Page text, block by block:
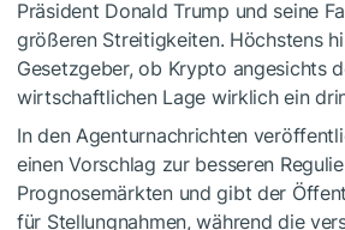
Präsident Donald Trump und seine
größeren Streitigkeiten. Höchstens
Gesetzgeber, ob Krypto angesichts
wirtschaftlichen Lage wirklich ein
In den Agenturnachrichten
einen Vorschlag zur besseren
Prognosemärkten und gibt der
für Stellungnahmen, während die